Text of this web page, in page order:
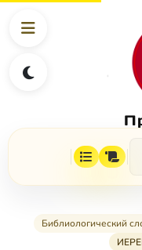
Библиологический